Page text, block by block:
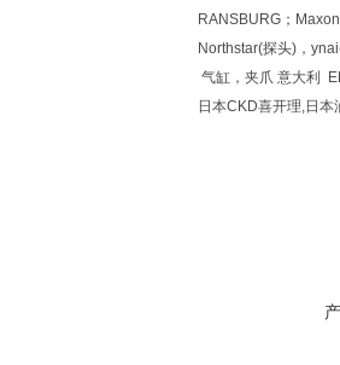
RANSBURG；
Northstar(探头)，
气缸，夹爪 意大利
日本CKD喜开理,日